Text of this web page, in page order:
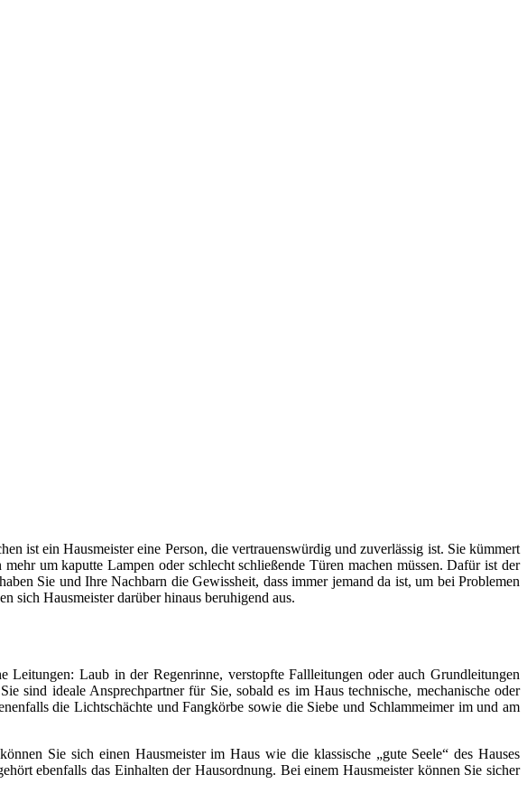
ist ein Hausmeister eine Person, die vertrauenswürdig und zuverlässig ist. Sie kümmert
um kaputte Lampen oder schlecht schließende Türen machen müssen. Dafür ist der
Sie und Ihre Nachbarn die Gewissheit, dass immer jemand da ist, um bei Problemen
sich Hausmeister darüber hinaus beruhigend aus.
Leitungen: Laub in der Regenrinne, verstopfte Fallleitungen oder auch Grundleitungen
sind ideale Ansprechpartner für Sie, sobald es im Haus technische, mechanische oder
die Lichtschächte und Fangkörbe sowie die Siebe und Schlammeimer im und am
Sie sich einen Hausmeister im Haus wie die klassische „gute Seele“ des Hauses
ebenfalls das Einhalten der Hausordnung. Bei einem Hausmeister können Sie sicher